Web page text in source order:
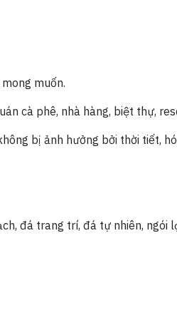
muốn.
cà phê, nhà hàng, biệt thự,
bị ảnh hưởng bởi thời tiết,
đá trang trí, đá tự nhiên,